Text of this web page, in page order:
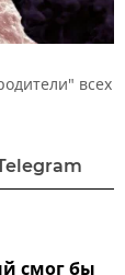
всех